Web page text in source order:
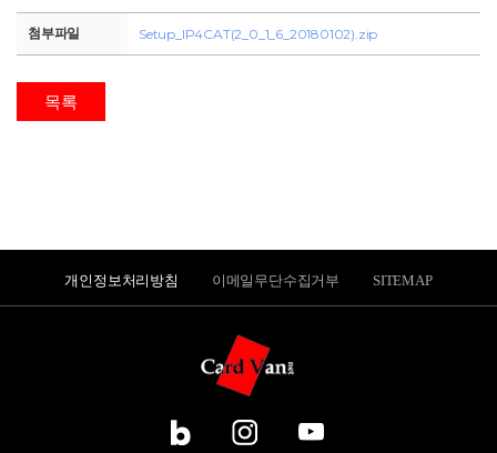
첨부파일 Setup_IP4CAT(2_0_1_6_20180102).zip
목록
개인정보처리방침 이메일무단수집거부 SITEMAP